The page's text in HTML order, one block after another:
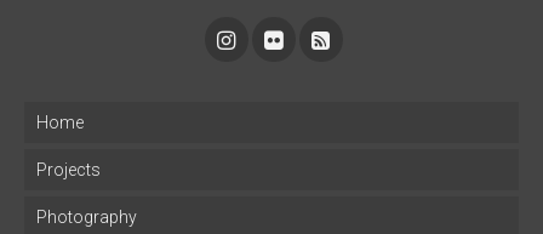
Home
Projects
Photography